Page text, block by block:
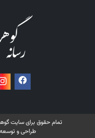
تمام حقوق برای سایت
طراحی و